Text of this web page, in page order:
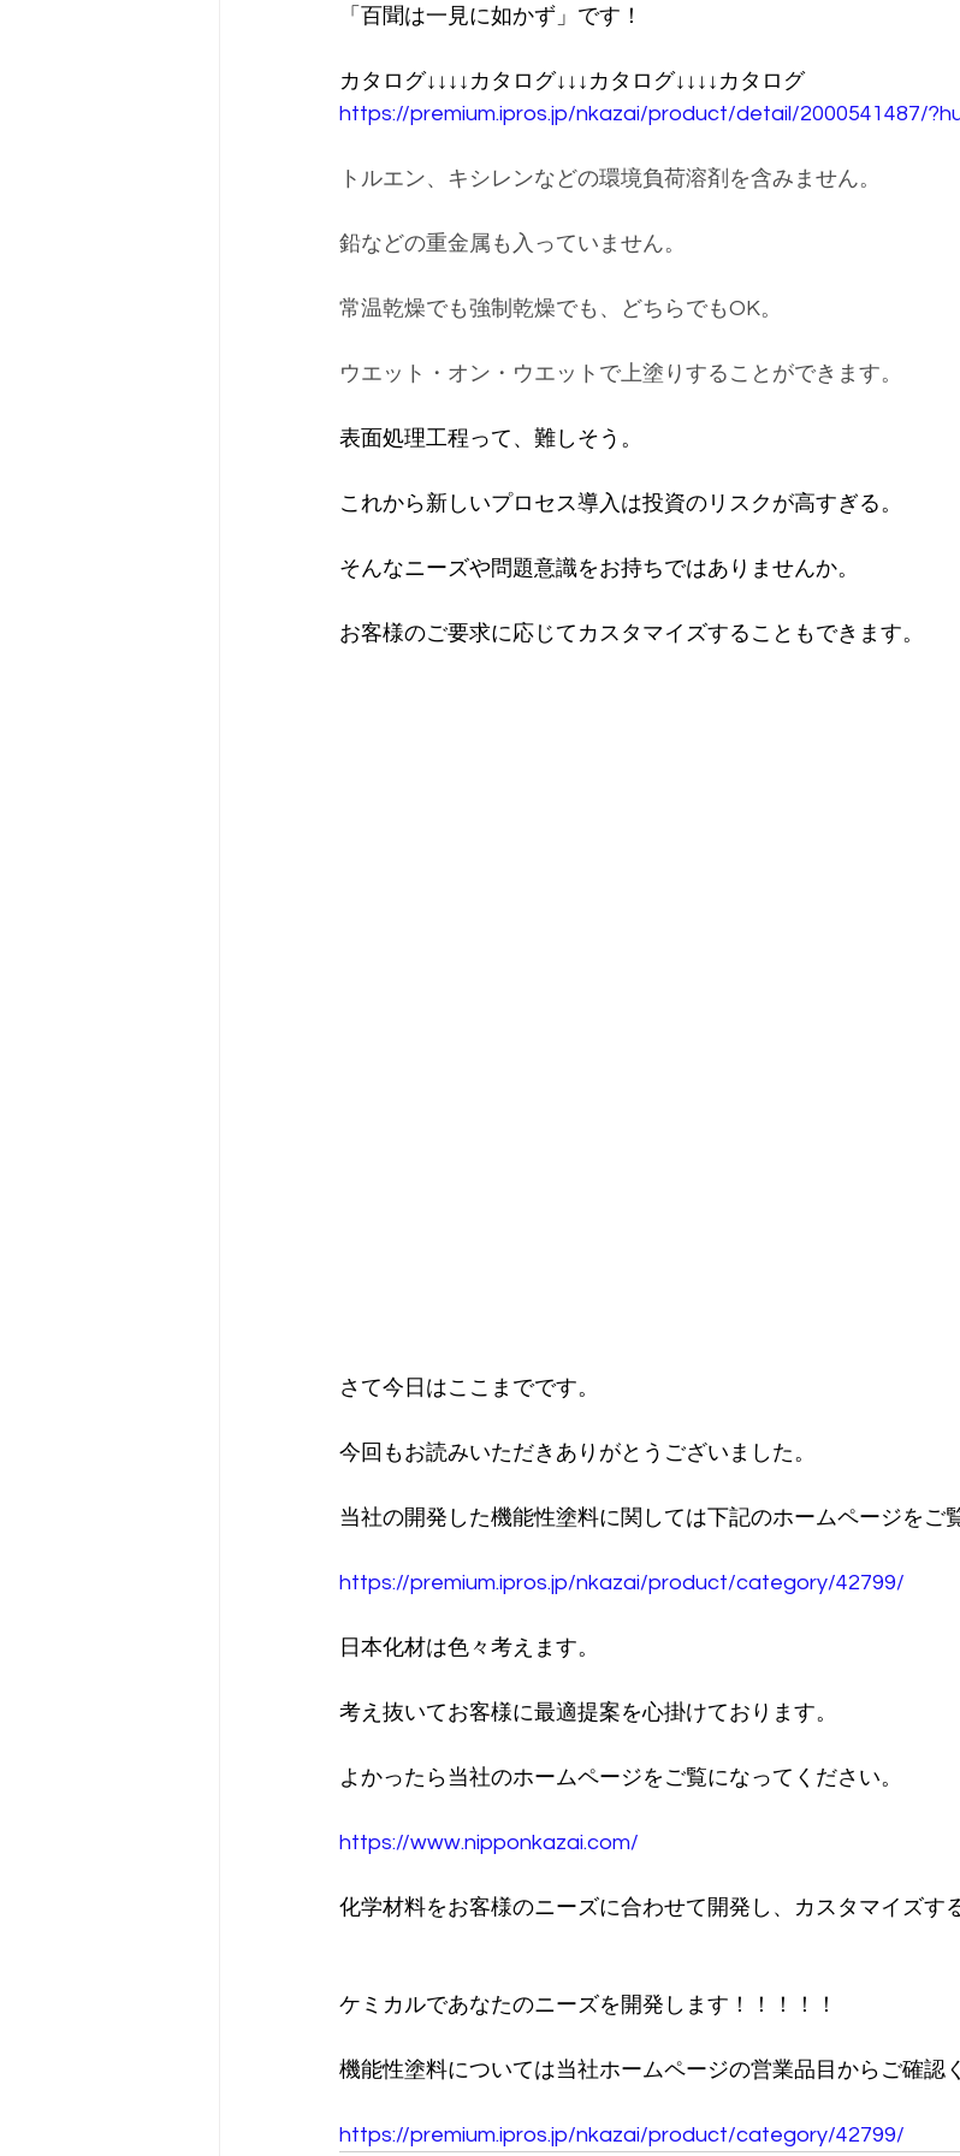
「百聞は一見に如かず」です！
カタログ↓↓↓↓カタログ↓↓↓カタログ↓↓↓↓カタログ
https://premium.ipros.jp/nkazai/product/detail/2000541487/
トルエン、キシレンなどの環境負荷溶剤を含みません。
鉛などの重金属も入っていません。
常温乾燥でも強制乾燥でも、どちらでもOK。
ウエット・オン・ウエットで上塗りすることができます。
表面処理工程って、難しそう。
これから新しいプロセス導入は投資のリスクが高すぎる。
そんなニーズや問題意識をお持ちではありませんか。
お客様のご要求に応じてカスタマイズすることもできます。
さて今日はここまでです。
今回もお読みいただきありがとうございました。
当社の開発した機能性塗料に関しては下記のホームページをご
https://premium.ipros.jp/nkazai/product/category/42799/
日本化材は色々考えます。
考え抜いてお客様に最適提案を心掛けております。
よかったら当社のホームページをご覧になってください。
https://www.nipponkazai.com/
化学材料をお客様のニーズに合わせて開発し、カスタマイズす
ケミカルであなたのニーズを開発します！！！！！
機能性塗料については当社ホームページの営業品目からご確認
https://premium.ipros.jp/nkazai/product/category/42799/